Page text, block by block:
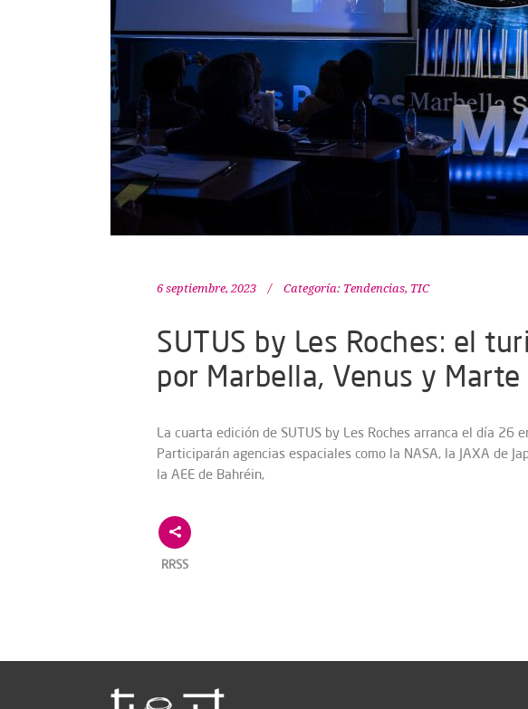
6 septiembre, 2023 Categoría: Tendencias, TIC
SUTUS by Les Roches: el
por Marbella, Venus y Marte
La cuarta edición de SUTUS by Les Roches arranca el día 26
Participarán agencias espaciales como la NASA, la JAXA de
la AEE de Bahréin,
RRSS